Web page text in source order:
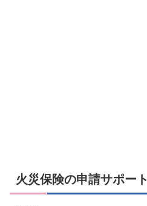
火災保険の申請サポート